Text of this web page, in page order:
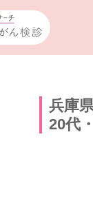
兵庫
20代